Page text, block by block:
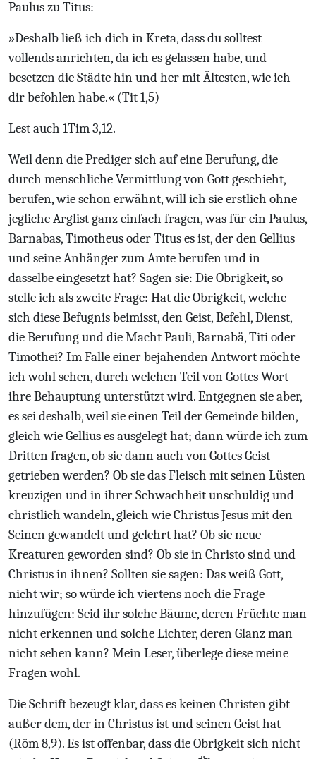
Paulus zu Titus:
»Deshalb ließ ich dich in Kreta, dass du solltest
vollends anrichten, da ich es gelassen habe, und
besetzen die Städte hin und her mit Ältesten, wie ich
dir befohlen habe.« (Tit 1,5)
Lest auch 1Tim 3,12.
Weil denn die Prediger sich auf eine Berufung, die
durch menschliche Vermittlung von Gott geschieht,
berufen, wie schon erwähnt, will ich sie erstlich ohne
jegliche Arglist ganz einfach fragen, was für ein Paulus,
Barnabas, Timotheus oder Titus es ist, der den Gellius
und seine Anhänger zum Amte berufen und in
dasselbe eingesetzt hat? Sagen sie: Die Obrigkeit, so
stelle ich als zweite Frage: Hat die Obrigkeit, welche
sich diese Befugnis beimisst, den Geist, Befehl, Dienst,
die Berufung und die Macht Pauli, Barnabä, Titi oder
Timothei? Im Falle einer bejahenden Antwort möchte
ich wohl sehen, durch welchen Teil von Gottes Wort
ihre Behauptung unterstützt wird. Entgegnen sie aber,
es sei deshalb, weil sie einen Teil der Gemeinde bilden,
gleich wie Gellius es ausgelegt hat; dann würde ich zum
Dritten fragen, ob sie dann auch von Gottes Geist
getrieben werden? Ob sie das Fleisch mit seinen Lüsten
kreuzigen und in ihrer Schwachheit unschuldig und
christlich wandeln, gleich wie Christus Jesus mit den
Seinen gewandelt und gelehrt hat? Ob sie neue
Kreaturen geworden sind? Ob sie in Christo sind und
Christus in ihnen? Sollten sie sagen: Das weiß Gott,
nicht wir; so würde ich viertens noch die Frage
hinzufügen: Seid ihr solche Bäume, deren Früchte man
nicht erkennen und solche Lichter, deren Glanz man
nicht sehen kann? Mein Leser, überlege diese meine
Fragen wohl.
Die Schrift bezeugt klar, dass es keinen Christen gibt
außer dem, der in Christus ist und seinen Geist hat
(Röm 8,9). Es ist offenbar, dass die Obrigkeit sich nicht